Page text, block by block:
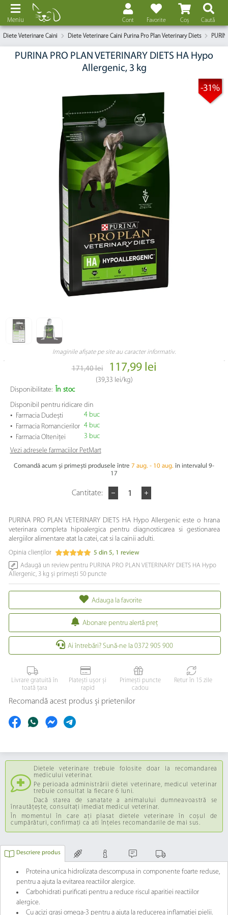
Coș
Favorite
Cont Caută
Meniu
Diete Veterinare Caini Diete Veterinare Caini Purina Pro Plan Veterinary Diets
PURINA PRO PLAN VETERINARY DIETS HA Hypo
Allergenic, 3 kg
-31%
Imaginile afișate pe site au caracter informativ.
171,40 lei 117,99 lei
(39,33 lei/kg)
Disponibilitate:
În stoc
Disponibil pentru ridicare din
• Farmacia Dudești 4 buc
• Farmacia Romancierilor 4 buc
• Farmacia Olteniței
3 buc
Vezi adresele farmaciilor PetMart
Comandă acum și primești produsele între 7 aug. - 10 aug. în intervalul 9-
17
Cantitate:
PURINA PRO PLAN VETERINARY DIETS HA Hypo Allergenic este o hrana
veterinara completa hipoalergica pentru diagnosticarea si gestionarea
alergiilor alimentare atat la catei, cat si la cainii adulti.
Opinia clienților 5 din 5, 1 review
Adaugă un review pentru PURINA PRO PLAN VETERINARY DIETS HA Hypo
Allergenic, 3 kg și primești 50 puncte
Adauga la favorite
Abonare pentru alertă preţ
Ai întrebări? Sună-ne la 0372 905 900
Livrare gratuită în
toată țara
Platești ușor și
rapid
Primești puncte
cadou
Retur în 15 zile
Recomandă acest produs și prietenilor
Dietele veterinare trebuie folosite doar la recomandarea
medicului veterinar.
Pe perioada administrării dietei veterinare, medicul veterinar
trebuie consultat la fiecare 6 luni.
Dacă starea de sanatate a animalului dumneavoastră se
înrautățește, consultați imediat medicul veterinar.
În momentul în care ați plasat dietele veterinare în coșul de
cumpărături, confirmați ca ati înțeles recomandarile de mai sus.
Descriere produs
Proteina unica hidrolizata descompusa in componente foarte reduse,
pentru a ajuta la evitarea reactiilor alergice.
Carbohidrati purificati pentru a reduce riscul aparitiei reactiilor
alergice.
Cu acizi grasi omega-3 pentru a ajuta la reducerea inflamatiei pielii.